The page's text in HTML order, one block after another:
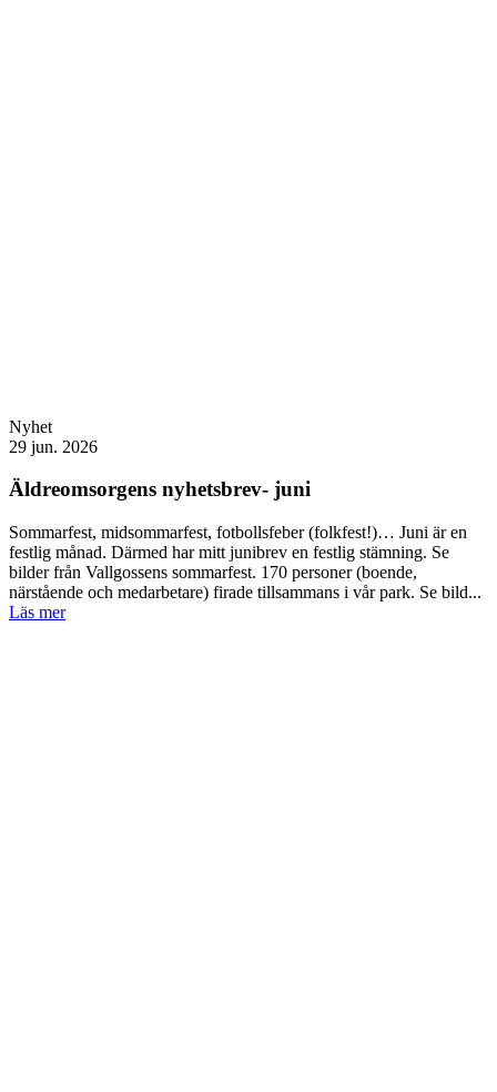
Nyhet
29 jun. 2026
Äldreomsorgens nyhetsbrev- juni
Sommarfest, midsommarfest, fotbollsfeber (folkfest!)… Juni är en
festlig månad. Därmed har mitt junibrev en festlig stämning. Se
bilder från Vallgossens sommarfest. 170 personer (boende,
närstående och medarbetare) firade tillsammans i vår park. Se bild...
Läs mer